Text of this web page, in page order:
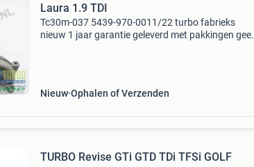
Laura 1.9 TDI
Tc30m-037 5439-970-0011/22 turbo fabrieks
nieuw 1 jaar garantie geleverd met pakkingen
Nieuw Ophalen of Verzenden
TURBO Revise GTi GTD TDi TFSi GOLF